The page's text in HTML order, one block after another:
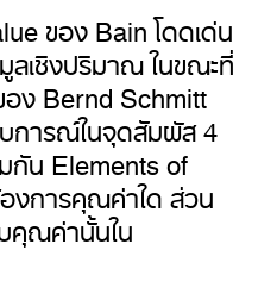
ของ Bain โดดเด่น
ลเชิงปริมาณ ในขณะที่
ง Bernd Schmitt
การณ์ในจุดสัมผัส 4
กัน Elements of
งการคุณค่าใด ส่วน
คุณค่านั้นใน